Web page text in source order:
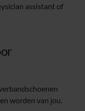
assistant of
worden van jou.